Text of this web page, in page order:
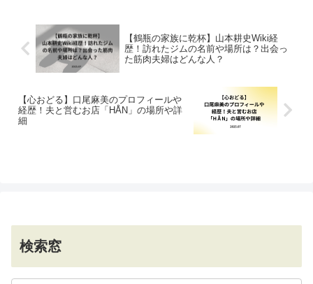
【鶴瓶の家族に乾杯】山本耕史Wiki経
歴！訪れたジムの名前や場所は？出会っ
た筋肉夫婦はどんな人？
【心おどる】口尾麻美のプロフィールや
経歴！夫と営むお店「HÅN」の場所や詳
細
検索窓